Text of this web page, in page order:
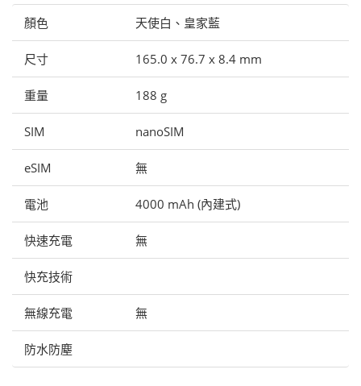
顏色 天使白、皇家藍
尺寸 165.0 x 76.7 x 8.4 mm
重量 188 g
SIM nanoSIM
eSIM 無
電池 4000 mAh (內建式)
快速充電 無
快充技術
無線充電 無
防水防塵